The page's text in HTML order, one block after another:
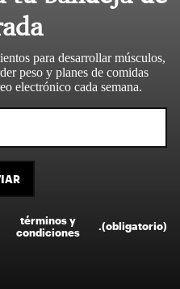
para desarrollar músculos,
peso y planes de comidas
electrónico cada semana.
términos y
condiciones
.(obligatorio)